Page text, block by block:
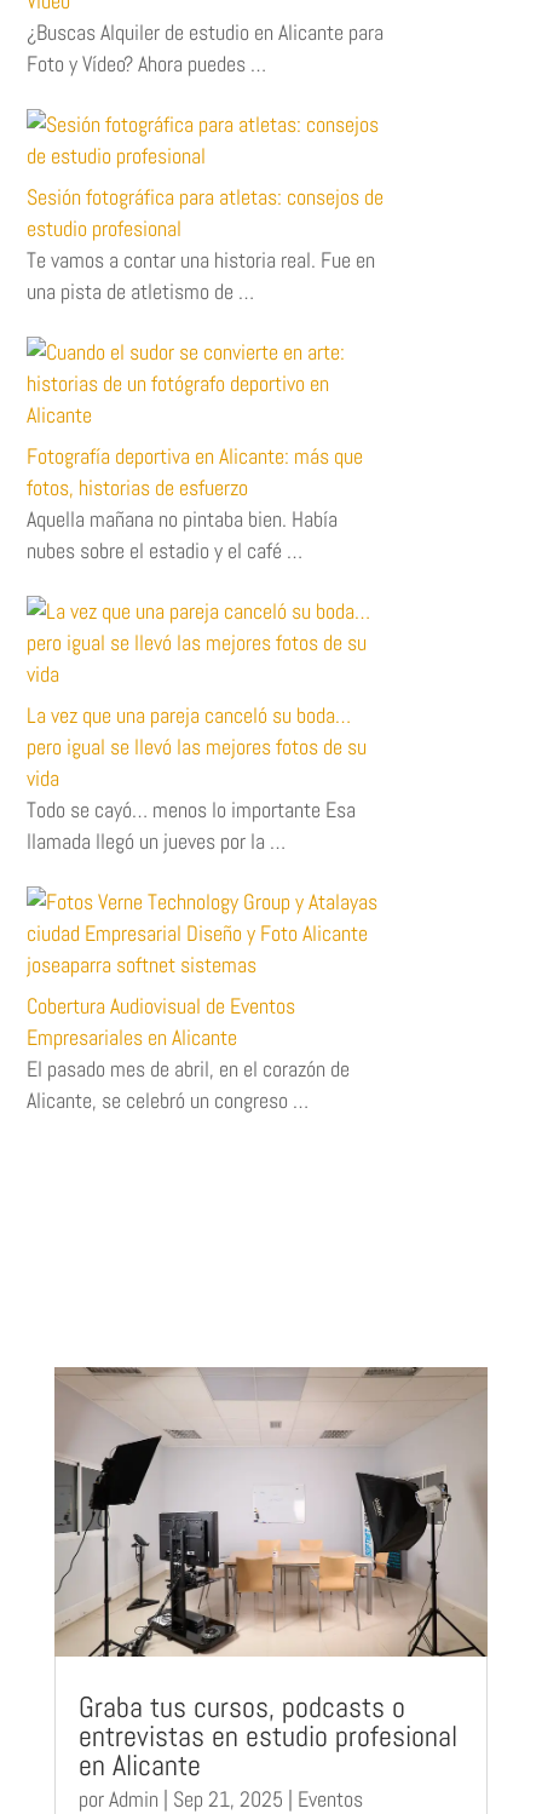
¿Buscas Alquiler de estudio en Alicante para
Foto y Vídeo? Ahora puedes …
Sesión fotográfica para atletas: consejos de
estudio profesional
Te vamos a contar una historia real. Fue en
una pista de atletismo de …
Fotografía deportiva en Alicante: más que
fotos, historias de esfuerzo
Aquella mañana no pintaba bien. Había
nubes sobre el estadio y el café …
La vez que una pareja canceló su boda…
pero igual se llevó las mejores fotos de su
vida
Todo se cayó… menos lo importante Esa
llamada llegó un jueves por la …
Cobertura Audiovisual de Eventos
Empresariales en Alicante
El pasado mes de abril, en el corazón de
Alicante, se celebró un congreso …
Graba tus cursos, podcasts o
entrevistas en estudio profesional
en Alicante
porAdmin | Sep 21, 2025 | Eventos